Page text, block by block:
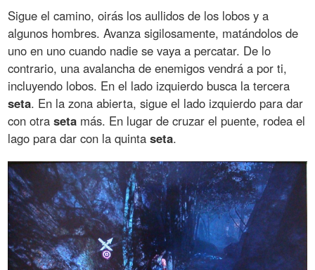
Sigue el camino, oirás los aullidos de los lobos y a
algunos hombres. Avanza sigilosamente, matándolos de
uno en uno cuando nadie se vaya a percatar. De lo
contrario, una avalancha de enemigos vendrá a por ti,
incluyendo lobos. En el lado izquierdo busca la tercera
seta. En la zona abierta, sigue el lado izquierdo para dar
con otraseta más. En lugar de cruzar el puente, rodea el
lago para dar con la quintaseta.